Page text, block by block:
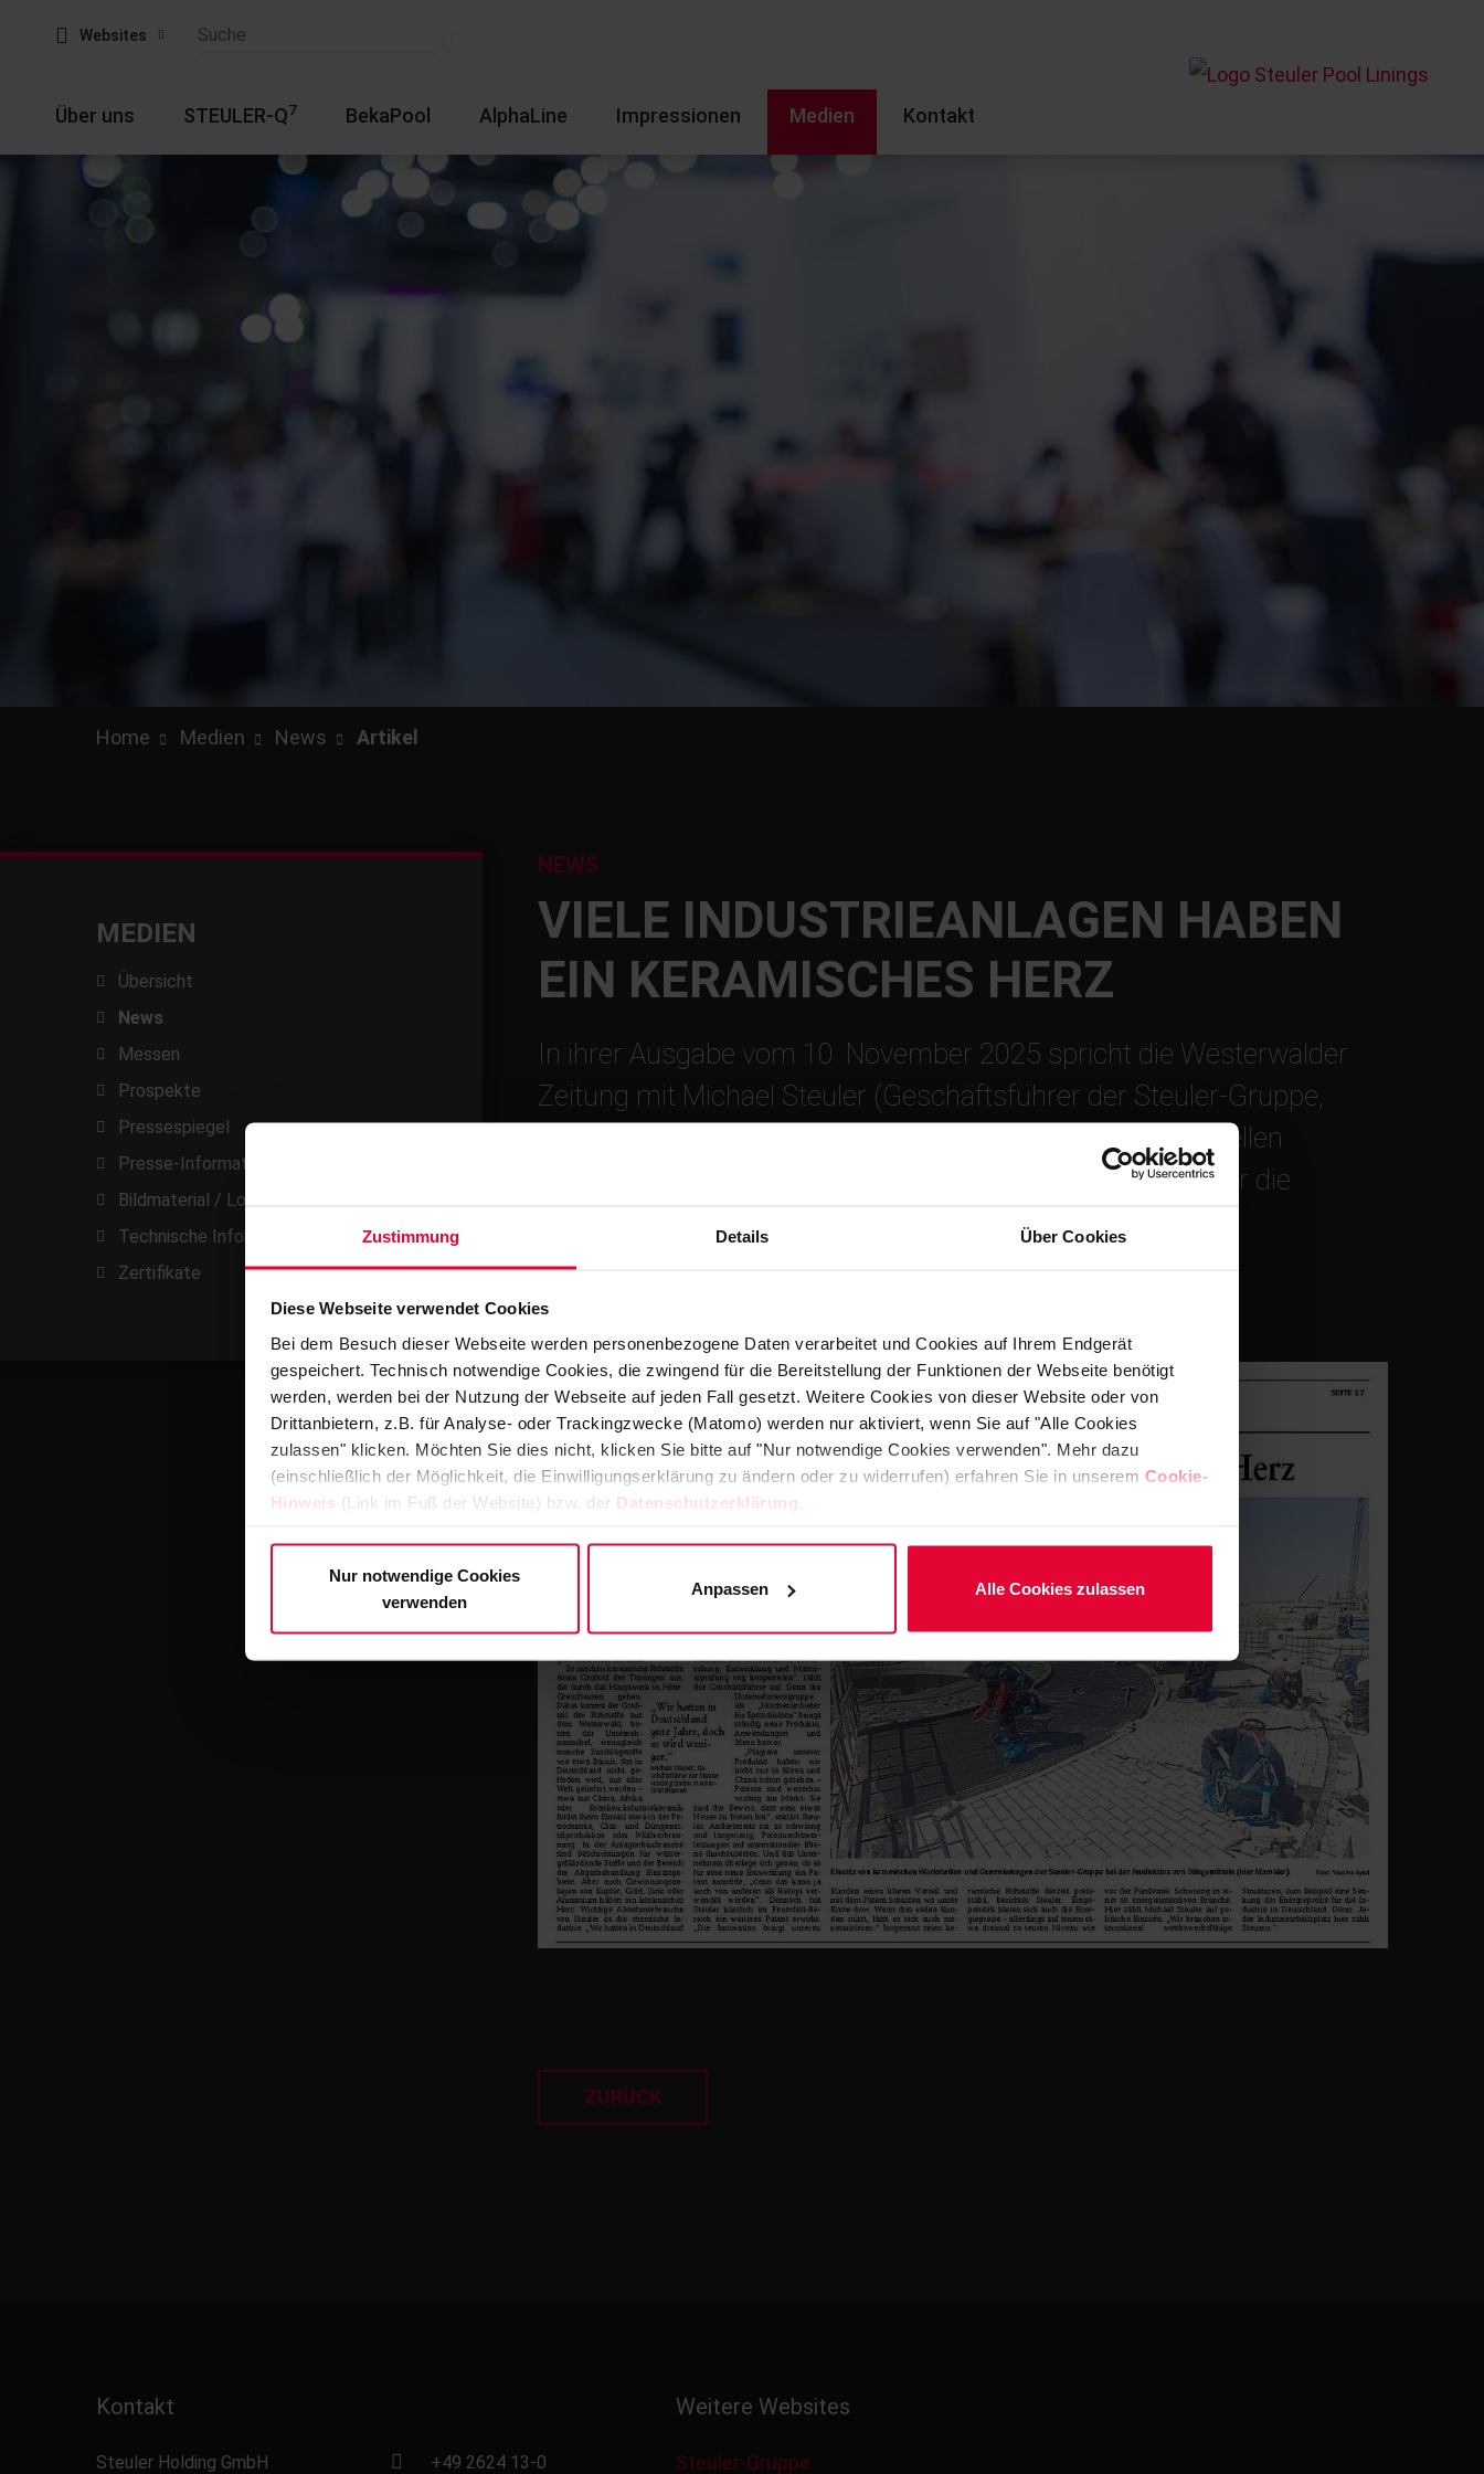
Zustimmung Details Über Cookies
Diese Webseite verwendet Cookies
Bei dem Besuch dieser Webseite werden personenbezogene Daten verarbeitet und Cookies auf Ihrem Endgerät
gespeichert. Technisch notwendige Cookies, die zwingend für die Bereitstellung der Funktionen der Webseite benötigt
werden, werden bei der Nutzung der Webseite auf jeden Fall gesetzt. Weitere Cookies von dieser Website oder von
Drittanbietern, z.B. für Analyse- oder Trackingzwecke (Matomo) werden nur aktiviert, wenn Sie auf "Alle Cookies
zulassen" klicken. Möchten Sie dies nicht, klicken Sie bitte auf "Nur notwendige Cookies verwenden". Mehr dazu
(einschließlich der Möglichkeit, die Einwilligungserklärung zu ändern oder zu widerrufen) erfahren Sie in unserem Cookie-
Hinweis (Link im Fuß der Website) bzw. der Datenschutzerklärung
Nur notwendige Cookies
verwenden
Anpassen Alle Cookies zulassen
Websites
Über uns STEULER-Q7 BekaPool AlphaLine Impressionen Medien Kontakt
Home Medien News Artikel
MEDIEN
Übersicht
News
Messen
Prospekte
Pressespiegel
Presse-Informationen
Bildmaterial / Logos
Technische Informationen
Zertifikate
VIELE INDUSTRIEANLAGEN HABEN
EIN KERAMISCHES HERZ
NEWS
In ihrer Ausgabe vom 10. November 2025 spricht die Westerwälder
Zeitung mit Michael Steuler (Geschäftsführer der Steuler-Gruppe,
Höhr-Grenzhausen) über keramische Produkte in industriellen
Prozessen und die Rolle von Innovationen und Patenten für die
Geschäftstätigkeit der Steuler-Gruppe.
ZURÜCK
Kontakt
Steuler Holding GmbH +49 2624 13-0
Weitere Websites
Steuler-Gruppe